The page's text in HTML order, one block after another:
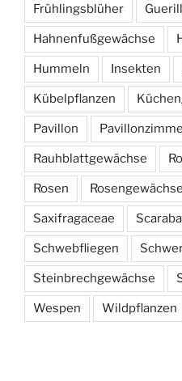
Frühlingsblüher
Hahnenfußgewächse
Hummeln Insekten
Kübelpflanzen
Pavillon
Rauhblattgewächse
Rosen Rosengewächse
Saxifragaceae
Schwebfliegen
Steinbrechgewächse
Wespen Wildpflanzen